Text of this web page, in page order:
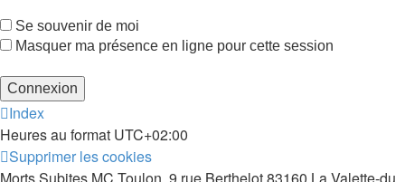
Se souvenir de moi
Masquer ma présence en ligne pour cette session
Index
Heures au format UTC+02:00
Supprimer les cookies